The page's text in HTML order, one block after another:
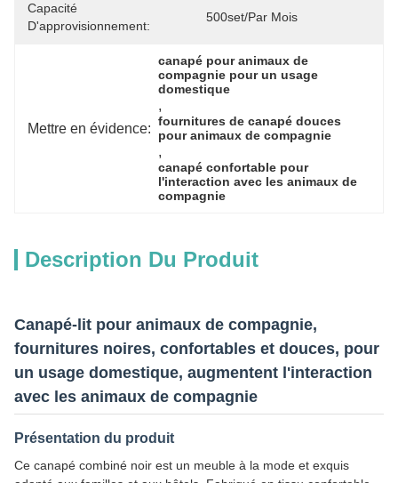
Capacité
D'approvisionnement:
500set/par Mois
Mettre en évidence:
canapé pour animaux de
compagnie pour un usage
domestique
,
fournitures de canapé douces
pour animaux de compagnie
,
canapé confortable pour
l'interaction avec les animaux de
compagnie
Description Du Produit
Canapé-lit pour animaux de compagnie,
fournitures noires, confortables et douces, pour
un usage domestique, augmentent l'interaction
avec les animaux de compagnie
Présentation du produit
Ce canapé combiné noir est un meuble à la mode et exquis